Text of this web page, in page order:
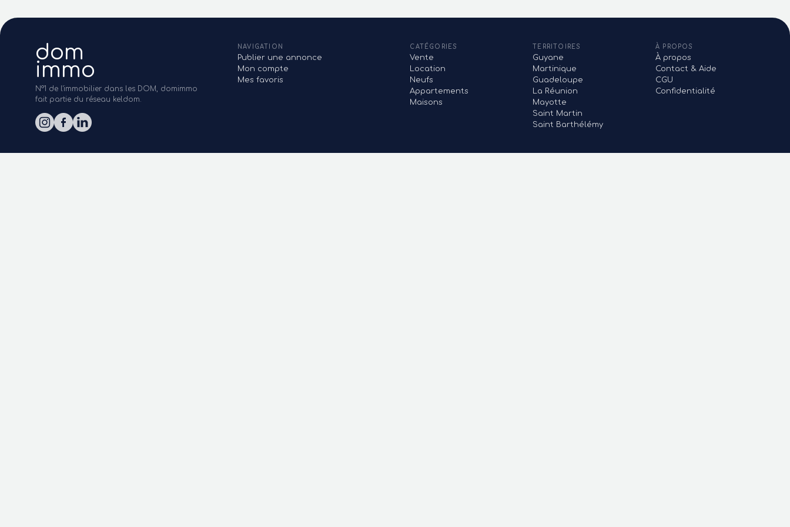
dom
immo
N°1 de l'immobilier dans les DOM, domimmo
fait partie du réseau keldom.
NAVIGATION
Publier une annonce
Mon compte
Mes favoris
CATÉGORIES
Vente
Location
Neufs
Appartements
Maisons
TERRITOIRES
Guyane
Martinique
Guadeloupe
La Réunion
Mayotte
Saint Martin
Saint Barthélémy
À PROPOS
À propos
Contact & Aide
CGU
Confidentialité